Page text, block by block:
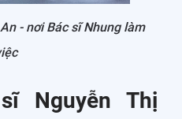
- nơi Bác sĩ Nhung làm
Nguyễn Thị